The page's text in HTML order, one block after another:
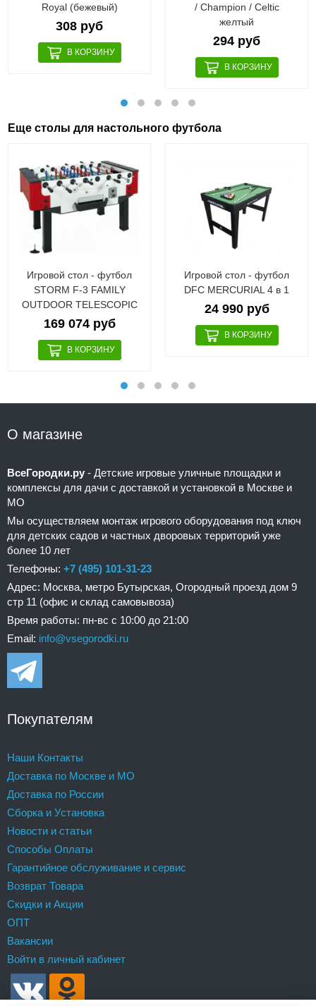
Royal (бежевый)
308 руб
/ Champion / Celtic
желтый
294 руб
Еще столы для настольного футбола
Игровой стол - футбол
STORM F-3 FAMILY
OUTDOOR TELESCOPIC
169 074 руб
Игровой стол - футбол
DFC MERCURIAL 4 в 1
24 990 руб
О магазине
ВсеГородки.ру - Детские игровые уличные площадки и
комплексы для дачи с доставкой и установкой в Москве и
МО
Мы осуществляем монтаж игрового оборудования под ключ
для детских садов и частных дворовых территорий уже
более 10 лет
Телефоны: +7 (495) 101-31-23
Адрес: Москва, метро Бутырская, Огородный проезд дом 9
стр 11 (офис и склад самовывоза)
Время работы: пн-вс с 10:00 до 21:00
Email: info@vsegorodki.ru
Покупателям
Наши Контакты
Доставка по Москве и МО
Доставка по России
Сборка и Установка
Новости и статьи
Способы Оплаты
Гарантийное обслуживание и сервис
Возврат Товара
Скидки и Акции
ОПТ
Вакансии
Войти в личный кабинет